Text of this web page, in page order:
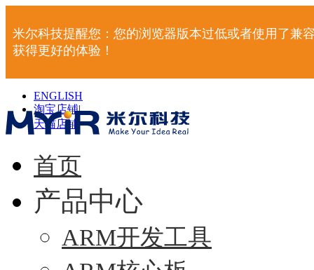
米尔科技提醒您：您的浏览器版本过低或者使用了兼
获得更好的体验！
ENGLISH
淘宝店铺|
天猫店铺 |
首页
产品中心
ARM开发工具